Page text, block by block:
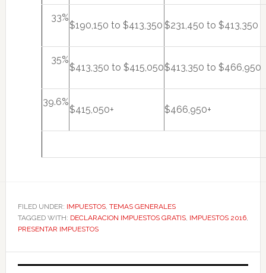
33%
$190,150 to $413,350 $231,450 to $413,350
35%
$413,350 to $415,050$413,350 to $466,950
39.6%
$415,050+ $466,950+
FILED UNDER: IMPUESTOS, TEMAS GENERALES
TAGGED WITH: DECLARACION IMPUESTOS GRATIS, IMPUESTOS 2016,
PRESENTAR IMPUESTOS
Primary